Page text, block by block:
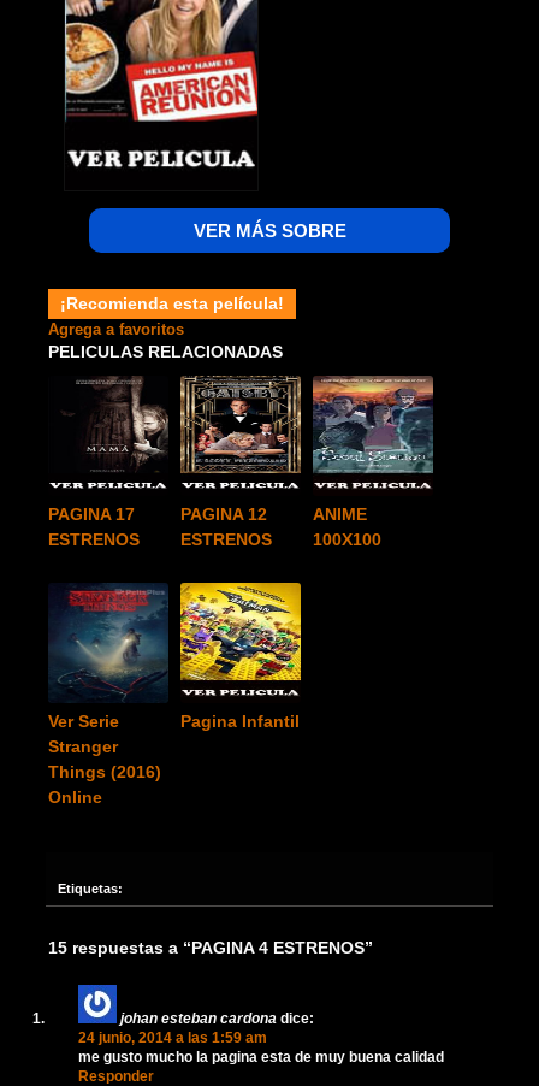
VER MÁS SOBRE
¡Recomienda esta película!
Agrega a favoritos
PELICULAS RELACIONADAS
PAGINA 17
ESTRENOS
PAGINA 12
ESTRENOS
ANIME
100X100
Ver Serie
Stranger
Things (2016)
Online
Pagina Infantil
Etiquetas:
15 respuestas a “PAGINA 4 ESTRENOS”
johan esteban cardona dice:
24 junio, 2014 a las 1:59 am
me gusto mucho la pagina esta de muy buena calidad
Responder